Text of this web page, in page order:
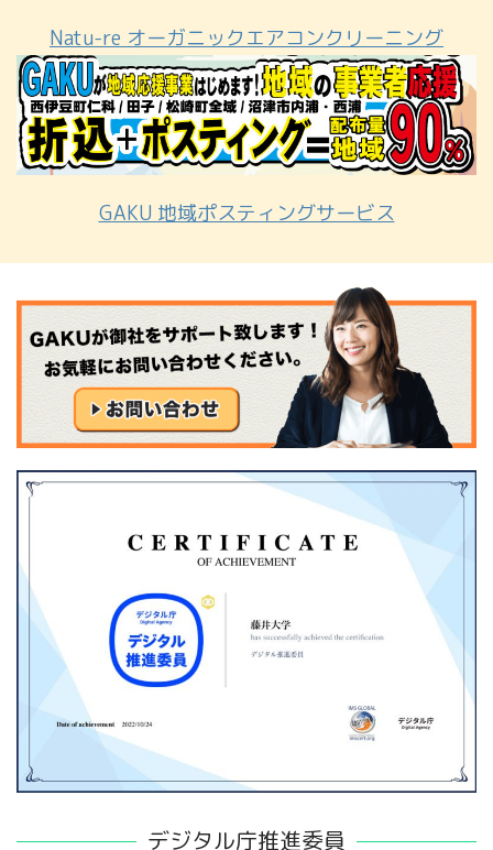
Natu-re オーガニックエアコンクリーニング
GAKU 地域ポスティングサービス
デジタル庁推進委員